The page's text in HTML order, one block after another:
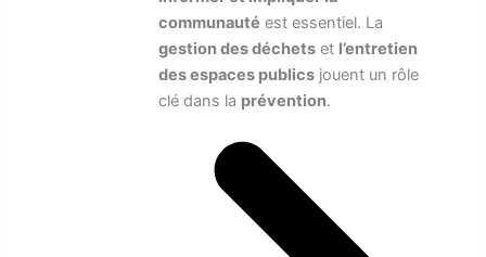
communauté est essentiel. La
gestion des déchetset l’entretien
des espaces publicsjouent un rôle
clé dans la prévention.